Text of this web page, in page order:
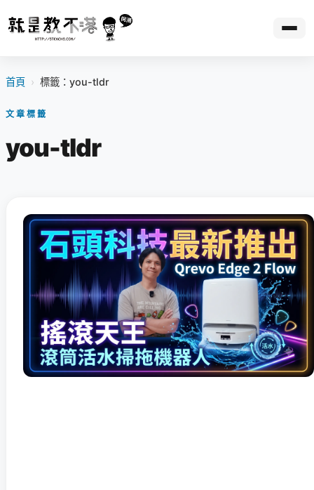
首頁 › 標籤：you-tldr
文章標籤
you-tldr